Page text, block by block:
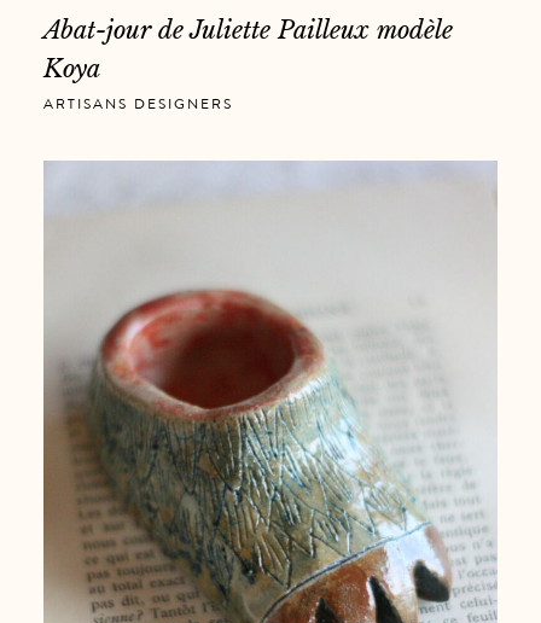
Abat-jour de Juliette Pailleux modèle
Koya
ARTISANS DESIGNERS